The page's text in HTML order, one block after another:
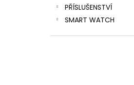
PŘÍSLUŠENSTVÍ
SMART WATCH